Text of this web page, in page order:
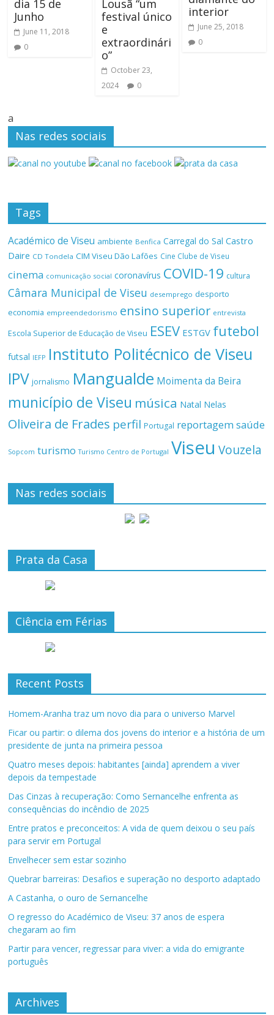
dia 15 de
Junho
June 11, 2018
0
Lousã “um
festival único
e
extraordinári
o”
October 23,
2024
0
interior
June 25, 2018
0
a
Nas redes sociais
Tags
Académico de Viseu ambiente Benfica Carregal do Sal Castro
Daire CD Tondela CIM Viseu Dão Lafões Cine Clube de Viseu
cinema comunicação social coronavírus COVID-19 cultura
Câmara Municipal de Viseu desemprego desporto
economia empreendedorismo ensino superior entrevista
Escola Superior de Educação de Viseu ESEV ESTGV futebol
futsal IEFP Instituto Politécnico de Viseu
IPV jornalismo Mangualde Moimenta da Beira
município de Viseu música Natal Nelas
Oliveira de Frades perfil Portugal reportagemsaúde
Sopcom turismo Turismo Centro de Portugal Viseu Vouzela
Nas redes sociais
Prata da Casa
Ciência em Férias
Recent Posts
Homem-Aranha traz um novo dia para o universo Marvel
Ficar ou partir: o dilema dos jovens do interior e a história de um
presidente de junta na primeira pessoa
Quatro meses depois: habitantes [ainda] aprendem a viver
depois da tempestade
Das Cinzas à recuperação: Como Sernancelhe enfrenta as
consequências do incêndio de 2025
Entre pratos e preconceitos: A vida de quem deixou o seu país
para servir em Portugal
Envelhecer sem estar sozinho
Quebrar barreiras: Desafios e superação no desporto adaptado
A Castanha, o ouro de Sernancelhe
O regresso do Académico de Viseu: 37 anos de espera
chegaram ao fim
Partir para vencer, regressar para viver: a vida do emigrante
português
Archives